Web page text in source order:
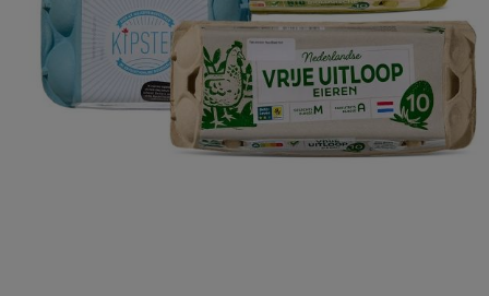
enkel technisch noodzakelijke cookies en vergelijkbare
technieken worden gebruikt.
Door op "Akkoord" te klikken, stem je in met alle
verwerkingen voor alle bovengenoemde doeleinden. Meer
informatie, inclusief over de opslagperiode van de gegevens
en je recht om jouw toestemming op elk gewenst moment in te